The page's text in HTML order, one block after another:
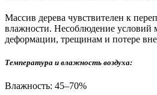
Массив дерева чувствителен к
влажности. Несоблюдение условий
деформации, трещинам и потере
Температура и влажность воздуха:
Влажность: 45–70%